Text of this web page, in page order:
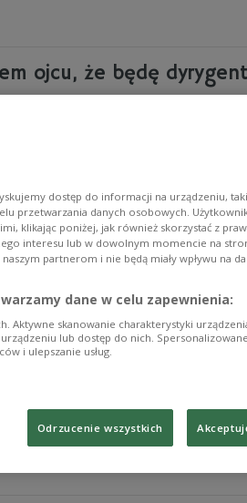
ojcu, że będę
jego kreacje
za mistrza radiowych
Mija 30 lat od śmierci
Radia.
Aleksander Bardini Dwójka
Cieślak: mój
medium, ponieważ mój
odsłuchiwałam bardzo dużo
głęboko je przeżywałam, że
Jankowska-Cieślak,
Jadwiga Jankowska-Cieślak aktorzy
Teatr Polskiego Radia
dostęp do informacji na urządzeniu,
przetwarzania danych osobowych.
klikając poniżej, jak również skorzystać z
interesu lub w dowolnym momencie na
partnerom i nie będą miały wpływu na
dane w celu zapewnienia:
Aktywne skanowanie charakterystyki
lub dostęp do nich.
i ulepszanie usług.
Odrzucenie wszystkich